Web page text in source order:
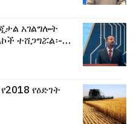
አገልግሎት
ተሸጋግሯል፡-
የዕድገት